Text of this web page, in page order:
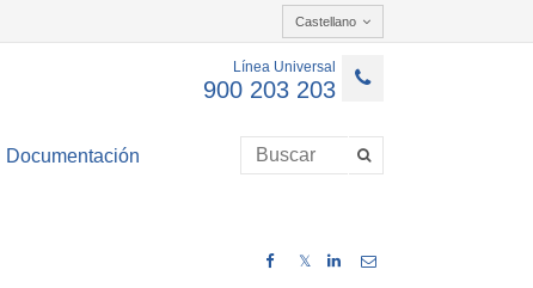
Castellano
Línea Universal
900 203 203
Documentación
𝕏